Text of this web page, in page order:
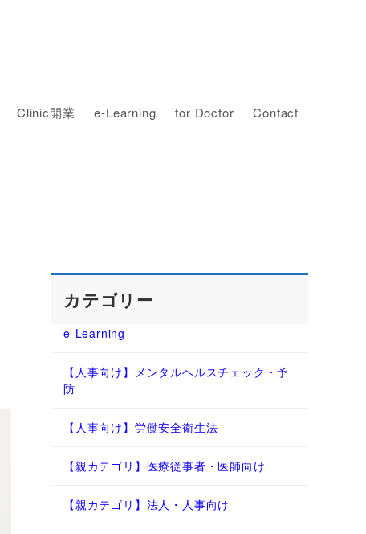
Clinic開業 e-Learning for Doctor Contact
カテゴリー
e-Learning
【人事向け】メンタルヘルスチェック・予
防
【人事向け】労働安全衛生法
【親カテゴリ】医療従事者・医師向け
【親カテゴリ】法人・人事向け